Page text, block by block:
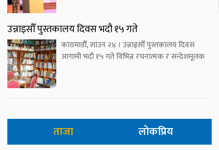
उन्नाइसौँ पुस्तकालय दिवस भदौ १५ गते
काठमाडौँ, साउन २४ । उन्नाइसौँ पुस्तकालय दिवस
आगामी भदौ १५ गते विभिन्न रचनात्मक र सन्देशमूलक
ताजा लोकप्रिय